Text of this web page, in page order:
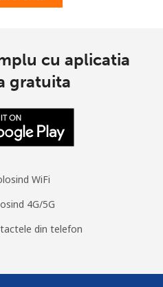
cu aplicatia
gratuita
WiFi
4G/5G
din telefon